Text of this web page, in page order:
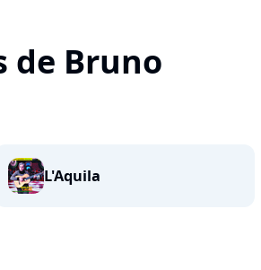
de Bruno
L'Aquila